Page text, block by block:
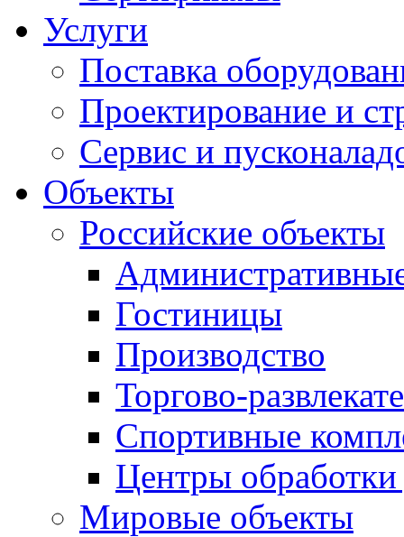
Услуги
Поставка
Проектирование и
Сервис и
Объекты
Российские объекты
Гостиницы
Производство
Торгово-
Спортивные
Центры
Мировые объекты